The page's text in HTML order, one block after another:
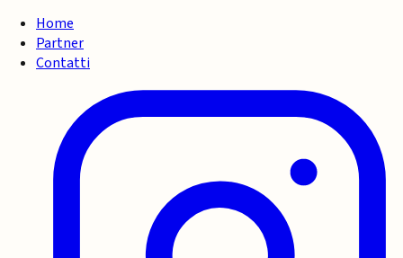
Home
Partner
Contatti